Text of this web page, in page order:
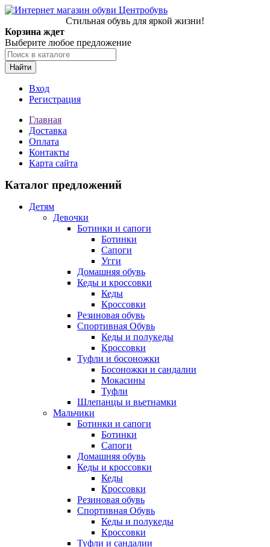
Стильная обувь для яркой жизни!
Корзина ждет
Выберите любое предложение
Найти
Вход
Регистрация
Главная
Доставка
Оплата
Контакты
Карта сайта
Каталог предложений
Детям
Девочки
Ботинки и сапоги
Ботинки
Сапоги
Угги
Домашняя обувь
Кеды и кроссовки
Кеды
Кроссовки
Резиновая обувь
Спортивная Обувь
Кеды и полукеды
Кроссовки
Туфли и босоножки
Босоножки и сандалии
Мокасины
Туфли
Шлепанцы и вьетнамки
Мальчики
Ботинки и сапоги
Ботинки
Сапоги
Домашняя обувь
Кеды и кроссовки
Кеды
Кроссовки
Резиновая обувь
Спортивная Обувь
Кеды и полукеды
Кроссовки
Туфли и сандалии